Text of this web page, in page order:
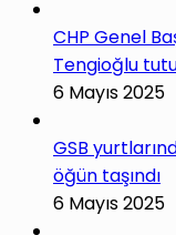
CHP Genel
Tengioğlu
6 Mayıs 2025
GSB
öğün taşındı
6 Mayıs 2025